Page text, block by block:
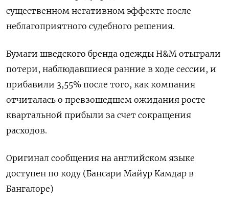
существенном негативном эффекте после
неблагоприятного судебного решения.
Бумаги шведского бренда одежды H&M отыграли
потери, наблюдавшиеся ранние в ходе сессии, и
прибавили 3,55% после того, как компания
отчиталась о превзошедшем ожидания росте
квартальной прибыли за счет сокращения
расходов.
Оригинал сообщения на английском языке
доступен по коду (Бансари Майур Камдар в
Бангалоре)